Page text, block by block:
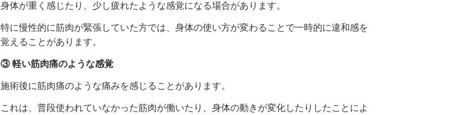
身体が重く感じたり、少し疲れたような感覚になる場合があります。
特に慢性的に筋肉が緊張していた方では、身体の使い方が変わることで一時的に違和感を
覚えることがあります。
③ 軽い筋肉痛のような感覚
施術後に筋肉痛のような痛みを感じることがあります。
これは、普段使われていなかった筋肉が働いたり、身体の動きが変化したりしたことによ